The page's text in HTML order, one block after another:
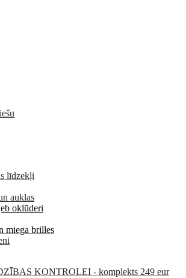
līdzekļi
auklas
oklūderi
miega brilles
KONTROLEI - komplekts 249 eur